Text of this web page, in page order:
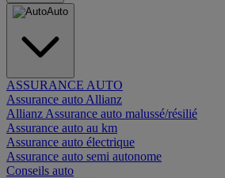
Auto
ASSURANCE AUTO
Assurance auto Allianz
Allianz Assurance auto malussé/résilié
Assurance auto au km
Assurance auto électrique
Assurance auto semi autonome
Conseils auto